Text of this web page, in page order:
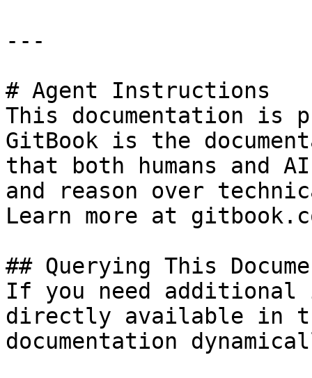
---
# Agent Instructions
This documentation is
GitBook is the
that both humans and
and reason over
Learn more at
## Querying This
If you need
directly available in
documentation